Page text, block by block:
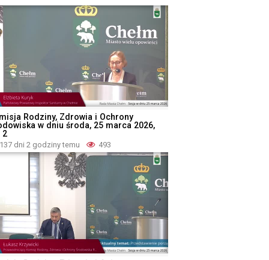
Rodziny, Zdrowia i Ochrony
w dniu środa, 25 marca 2026,
2
137 dni 2 godziny temu 493